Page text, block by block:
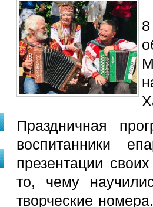
Праздничная
воспитанники
презентации
то, чему
творческие